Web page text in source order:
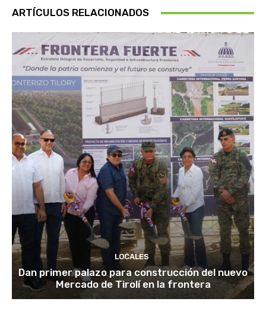
ARTÍCULOS RELACIONADOS
LOCALES
Dan primer palazo para construcción del nuevo
Mercado de Tirolí en la frontera